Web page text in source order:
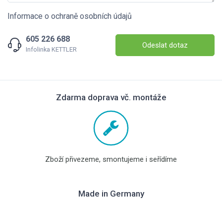
Informace o ochraně osobních údajů
605 226 688
Infolinka KETTLER Odeslat dotaz
Zdarma doprava vč. montáže
Zboží přivezeme, smontujeme i seřídíme
Made in Germany